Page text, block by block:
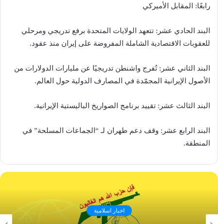
رابعًا: المقابل الأميركي
البند الحادي عشر: تتعهد الولايات المتحدة برفع تدريجي ومرحلي
للعقوبات الاقتصادية الشاملة المفروضة على إيران منذ عقود.
البند الثاني عشر: تُفرج واشنطن تدريجيًا عن مليارات الدولارات من
الأصول الإيرانية المجمّدة في المصارف الدولية حول العالم.
البند الثالث عشر: تقييد برنامج الصواريخ الباليستية الإيرانية.
البند الرابع عشر: وقف دعم طهران لـ “الجماعات المسلحة” في
المنطقة.
اخبار اسلامية